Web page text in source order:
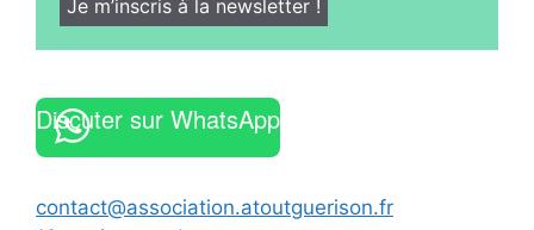
Discuter sur WhatsApp
contact@association.atoutguerison.fr